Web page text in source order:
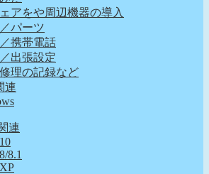
アをや周辺機器の導入
パーツ
携帯電話
出張設定
理の記録など
連
連
8.1